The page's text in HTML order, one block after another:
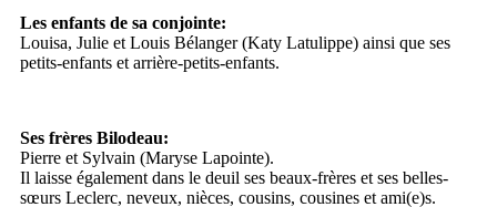
Les enfants de sa conjointe:
Louisa, Julie et Louis Bélanger (Katy Latulippe) ainsi que ses
petits-enfants et arrière-petits-enfants.
Ses frères Bilodeau:
Pierre et Sylvain (Maryse Lapointe).
Il laisse également dans le deuil ses beaux-frères et ses belles-
sœurs Leclerc, neveux, nièces, cousins, cousines et ami(e)s.